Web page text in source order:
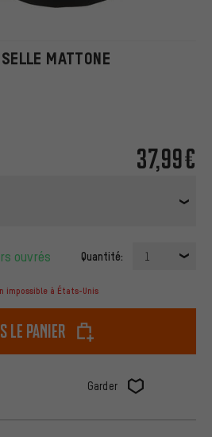
MATTONE
37,99€
ouvrés Quantité: 1
impossible à États-Unis
le panier
Garder